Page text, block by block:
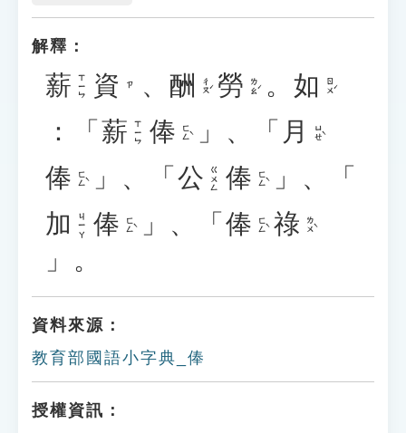
解釋：
薪 ㄒㄧㄣ 資 ㄗ 、 酬 ㄔㄡˊ 勞 ㄌㄠˊ 。 如 ㄖㄨˊ
：「 薪 ㄒㄧㄣ 俸 ㄈㄥˋ 」、「 月 ㄩㄝˋ
俸 ㄈㄥˋ 」、「 公 ㄍㄨㄥ 俸 ㄈㄥˋ
」、「
加 ㄐㄧㄚ 俸 ㄈㄥˋ 」、「 俸 ㄈㄥˋ 祿 ㄌㄨˋ
」。
資料來源：
教育部國語小字典_俸
授權資訊：